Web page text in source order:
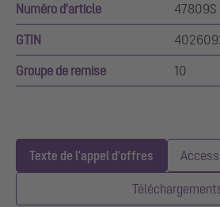
Numéro d'article 47809S
GTIN
Groupe de remise 10
Texte de l'appel d'offres